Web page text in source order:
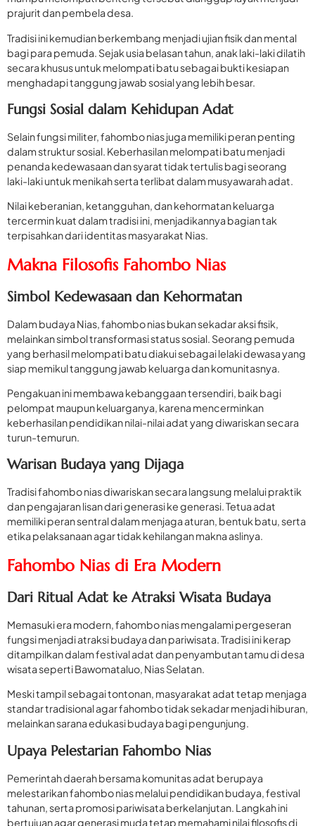
prajurit dan pembela desa.
Tradisi ini kemudian berkembang menjadi ujian fisik dan mental
bagi para pemuda. Sejak usia belasan tahun, anak laki-laki dilatih
secara khusus untuk melompati batu sebagai bukti kesiapan
menghadapi tanggung jawab sosial yang lebih besar.
Fungsi Sosial dalam Kehidupan Adat
Selain fungsi militer, fahombo nias juga memiliki peran penting
dalam struktur sosial. Keberhasilan melompati batu menjadi
penanda kedewasaan dan syarat tidak tertulis bagi seorang
laki-laki untuk menikah serta terlibat dalam musyawarah adat.
Nilai keberanian, ketangguhan, dan kehormatan keluarga
tercermin kuat dalam tradisi ini, menjadikannya bagian tak
terpisahkan dari identitas masyarakat Nias.
Makna Filosofis Fahombo Nias
Simbol Kedewasaan dan Kehormatan
Dalam budaya Nias, fahombo nias bukan sekadar aksi fisik,
melainkan simbol transformasi status sosial. Seorang pemuda
yang berhasil melompati batu diakui sebagai lelaki dewasa yang
siap memikul tanggung jawab keluarga dan komunitasnya.
Pengakuan ini membawa kebanggaan tersendiri, baik bagi
pelompat maupun keluarganya, karena mencerminkan
keberhasilan pendidikan nilai-nilai adat yang diwariskan secara
turun-temurun.
Warisan Budaya yang Dijaga
Tradisi fahombo nias diwariskan secara langsung melalui praktik
dan pengajaran lisan dari generasi ke generasi. Tetua adat
memiliki peran sentral dalam menjaga aturan, bentuk batu, serta
etika pelaksanaan agar tidak kehilangan makna aslinya.
Fahombo Nias di Era Modern
Dari Ritual Adat ke Atraksi Wisata Budaya
Memasuki era modern, fahombo nias mengalami pergeseran
fungsi menjadi atraksi budaya dan pariwisata. Tradisi ini kerap
ditampilkan dalam festival adat dan penyambutan tamu di desa
wisata seperti Bawomataluo, Nias Selatan.
Meski tampil sebagai tontonan, masyarakat adat tetap menjaga
standar tradisional agar fahombo tidak sekadar menjadi hiburan,
melainkan sarana edukasi budaya bagi pengunjung.
Upaya Pelestarian Fahombo Nias
Pemerintah daerah bersama komunitas adat berupaya
melestarikan fahombo nias melalui pendidikan budaya, festival
tahunan, serta promosi pariwisata berkelanjutan. Langkah ini
bertujuan agar generasi muda tetap memahami nilai filosofis di